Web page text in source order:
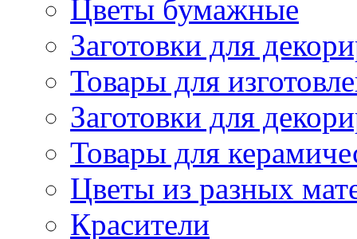
Цветы бумажные
Заготовки для
Товары для
Заготовки для
Товары для
Цветы из разных
Красители